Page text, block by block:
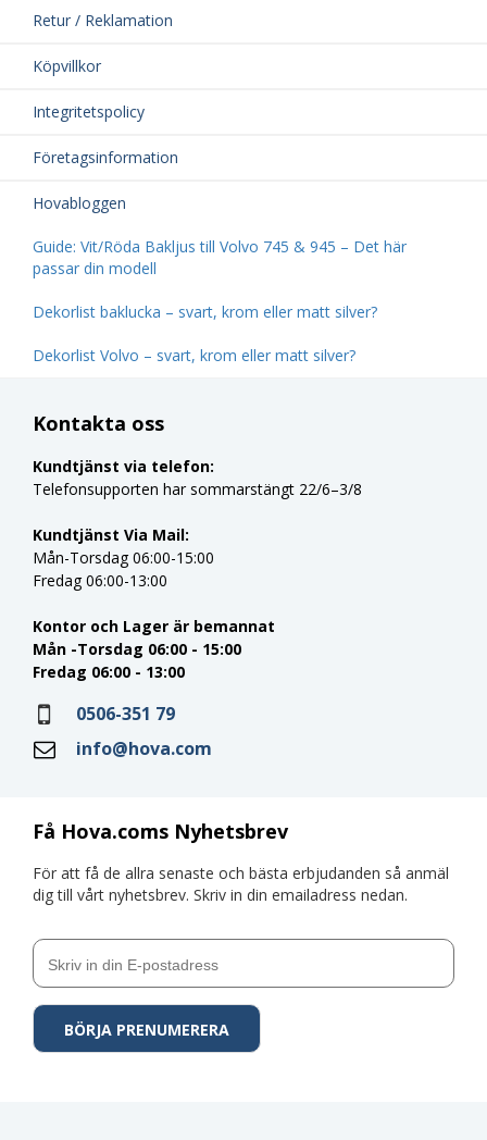
Retur / Reklamation
Köpvillkor
Integritetspolicy
Företagsinformation
Hovabloggen
Guide: Vit/Röda Bakljus till Volvo 745 & 945 – Det här
passar din modell
Dekorlist baklucka – svart, krom eller matt silver?
Dekorlist Volvo – svart, krom eller matt silver?
Få Hova.coms Nyhetsbrev
För att få de allra senaste och bästa erbjudanden så anmäl
dig till vårt nyhetsbrev. Skriv in din emailadress nedan.
Kontakta oss
Kundtjänst via telefon:
Telefonsupporten har sommarstängt 22/6–3/8
Kundtjänst Via Mail:
Mån-Torsdag 06:00-15:00
Fredag 06:00-13:00
Kontor och Lager är bemannat
Mån -Torsdag 06:00 - 15:00
Fredag 06:00 - 13:00
0506-351 79
info@hova.com